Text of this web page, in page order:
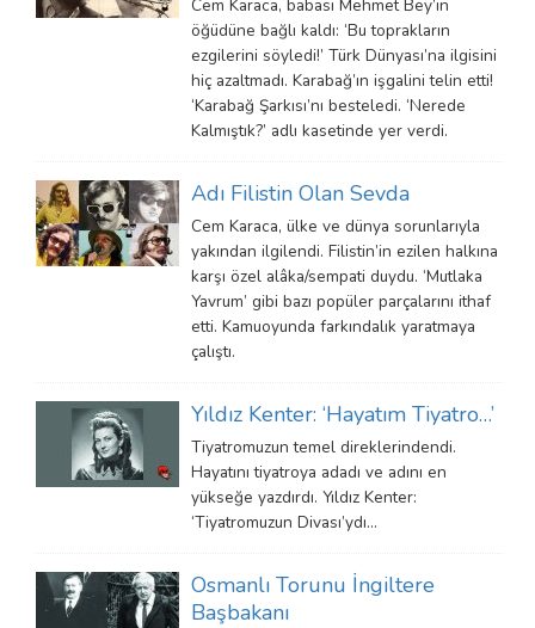
Cem Karaca, babası Mehmet Bey’in
öğüdüne bağlı kaldı: ‘Bu toprakların
ezgilerini söyledi!’ Türk Dünyası’na ilgisini
hiç azaltmadı. Karabağ’ın işgalini telin etti!
‘Karabağ Şarkısı’nı besteledi. ‘Nerede
Kalmıştık?’ adlı kasetinde yer verdi.
Adı Filistin Olan Sevda
Cem Karaca, ülke ve dünya sorunlarıyla
yakından ilgilendi. Filistin’in ezilen halkına
karşı özel alâka/sempati duydu. ‘Mutlaka
Yavrum’ gibi bazı popüler parçalarını ithaf
etti. Kamuoyunda farkındalık yaratmaya
çalıştı.
Yıldız Kenter: ‘Hayatım Tiyatro…’
Tiyatromuzun temel direklerindendi.
Hayatını tiyatroya adadı ve adını en
yükseğe yazdırdı. Yıldız Kenter:
‘Tiyatromuzun Divası’ydı…
Osmanlı Torunu İngiltere
Başbakanı